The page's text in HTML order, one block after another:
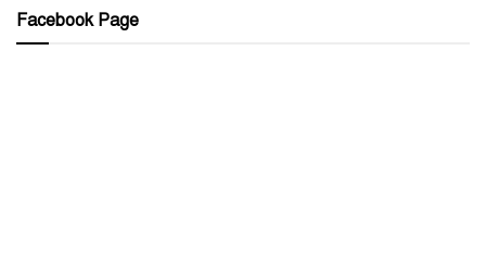
Facebook Page